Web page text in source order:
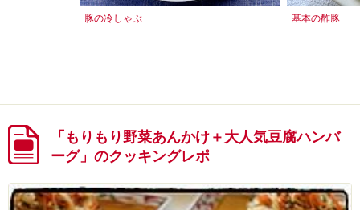
豚の冷しゃぶ 基本の酢豚
「もりもり野菜あんかけ＋大人気豆腐ハンバ
ーグ」のクッキングレポ